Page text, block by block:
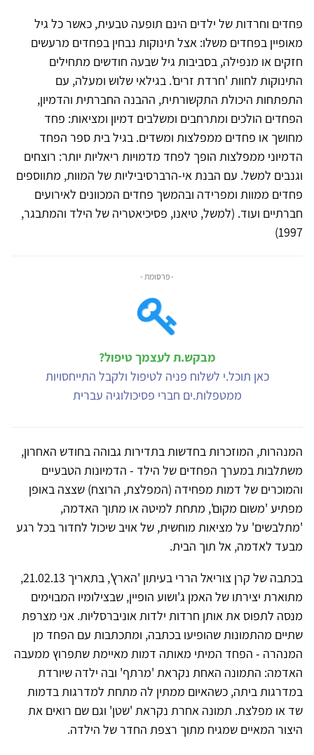
פחדים וחרדות של ילדים הינם תופעה טבעית, כאשר כל גיל
מאופיין בפחדים משלו: אצל תינוקות נבחין בפחדים מרעשים
חזקים או מנפילה, בסביבות גיל שבעה חודשים מתחילים
התינוקות לחוות 'חרדת זרים'. בגילאי שלוש ומעלה, עם
התפתחות היכולת התקשורתית, ההבנה החברתית והדמיון,
הפחדים הולכים ומתרחבים ומשלבים דמיון ומציאות: פחד
מחושך או פחדים ממפלצות ומשדים. בגיל בית ספר הפחד
הדמיוני ממפלצות הופך לפחד מדמויות ריאליות יותר: רוצחים
וגנבים למשל. עם הבנת אי-הרברסיביליות של המוות, מתווספים
פחדים ממוות ומפרידה ובהמשך פחדים המכוונים לאירועים
חברתיים ועוד. (למשל, טיאנו, פסיכיאטריה של הילד והמתבגר,
1997)
- פרסומת -
מבקש.ת לעצמך טיפול?
כאן תוכל.י לשלוח פניה לטיפול ולקבל התייחסויות
ממטפלות.ים חברי פסיכולוגיה עברית
המנהרות, המוזכרות בחדשות בתדירות גבוהה בחודש האחרון,
משתלבות במערך הפחדים של הילד - הדמיונות הטבעיים
והמוכרים של דמות מפחידה (המפלצת, הרוצח) שצצה באופן
מפתיע 'משום מקום', מתחת למיטה או מתוך האדמה,
'מתלבשים' על מציאות מוחשית, של אויב שיכול לחדור בכל רגע
מבעד לאדמה, אל תוך הבית.
בכתבה של קרן צוריאל הררי בעיתון 'הארץ', בתאריך 21.02.13,
מתוארת יצירתו של האמן ג'ושוע הופיין, שבצילומיו המבוימים
מנסה לתפוס את אותן חרדות ילדות אוניברסליות. אני מצרפת
שתיים מהתמונות שהופיעו בכתבה, ומתכתבות עם הפחד מן
המנהרה - הפחד המיתי מאותה דמות מאיימת שתפרוץ ממעבה
האדמה: התמונה האחת נקראת 'מרתף' ובה ילדה שיורדת
במדרגות ביתה, כשהאיום ממתין לה מתחת למדרגות בדמות
שד או מפלצת. תמונה אחרת נקראת 'שטן' וגם שם רואים את
היצור המאיים שמגיח מתוך רצפת החדר של הילדה.